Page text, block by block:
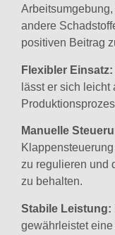
andere
positiven Beitrag
Flexibler Einsatz:
lässt er sich
Manuelle
zu regulieren und
zu behalten.
Stabile Leistung:
gewährleistet